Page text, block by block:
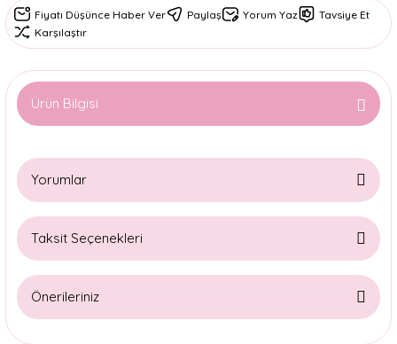
Fiyatı Düşünce Haber Ver Paylaş Yorum Yaz
Tavsiye Et
Karşılaştır
Ürün Bilgisi
Yorumlar
Taksit Seçenekleri
Önerileriniz